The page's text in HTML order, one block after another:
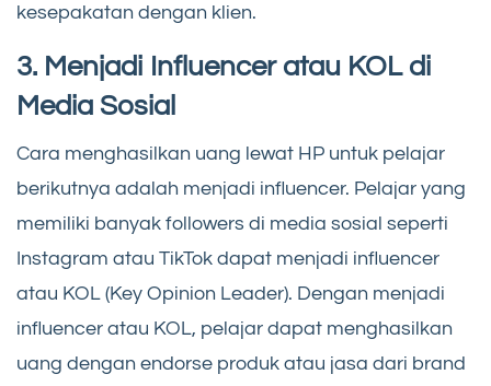
kesepakatan dengan klien.
3. Menjadi Influencer atau KOL di
Media Sosial
Cara menghasilkan uang lewat HP untuk pelajar
berikutnya adalah menjadi influencer. Pelajar yang
memiliki banyak followers di media sosial seperti
Instagram atau TikTok dapat menjadi influencer
atau KOL (Key Opinion Leader). Dengan menjadi
influencer atau KOL, pelajar dapat menghasilkan
uang dengan endorse produk atau jasa dari brand